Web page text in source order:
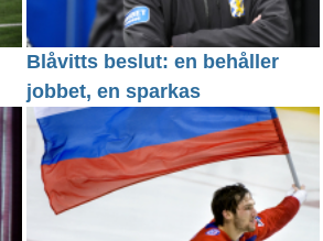
Blåvitts beslut: en behåller
jobbet, en sparkas